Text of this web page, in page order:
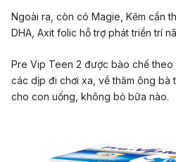
Ngoài ra, còn có Magie, Kẽm cần
DHA, Axit folic hỗ trợ phát triển trí
Pre Vip Teen 2 được bào chế
các dịp đi chơi xa, về thăm ông bà
cho con uống, không bỏ bữa nào.